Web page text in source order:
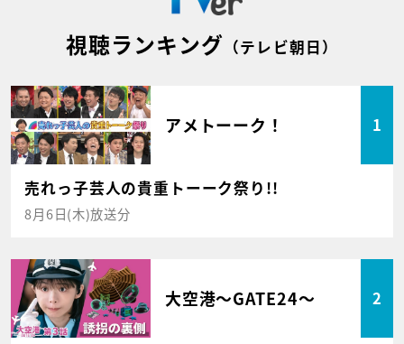
視聴ランキング （テレビ朝日）
アメトーーク！ 1
売れっ子芸人の貴重トーーク祭り!!
8月6日(木)放送分
大空港～GATE24～ 2